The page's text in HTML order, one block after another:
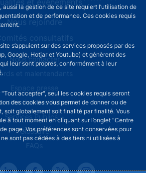
la gestion de ce site requiert l’utilisation de
et de performance. Ces cookies requis
s’appuient sur des services proposés par des
Google, Hotjar et Youtube) et génèrent des
leur sont propres, conformément à leur
accepter", seul les cookies requis seront
des cookies vous permet de donner ou de
soit globalement soit finalité par finalité. Vous
à tout moment en cliquant sur l’onglet "Centre
page. Vos préférences sont conservées pour
sont pas cédées à des tiers ni utilisées à
Nous rejoindre
consultatifs
menu
Nous contacter
et malentendants
Espace presse
direction des Achats
Services Publics +
Glossaire
FAQs